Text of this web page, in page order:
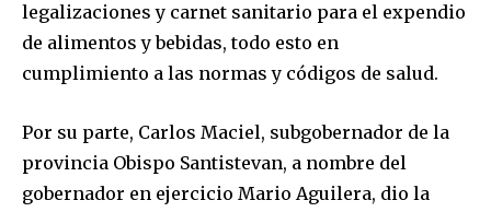
legalizaciones y carnet sanitario para el expendio
de alimentos y bebidas, todo esto en
cumplimiento a las normas y códigos de salud.
Por su parte, Carlos Maciel, subgobernador de la
provincia Obispo Santistevan, a nombre del
gobernador en ejercicio Mario Aguilera, dio la